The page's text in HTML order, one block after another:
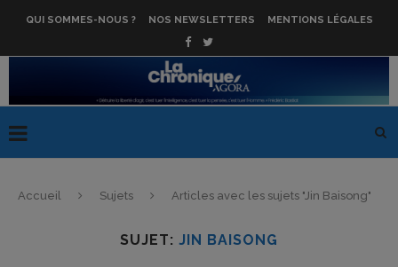
QUI SOMMES-NOUS ? NOS NEWSLETTERS MENTIONS LÉGALES
Accueil Sujets Articles avec les sujets "Jin Baisong"
SUJET: JIN BAISONG